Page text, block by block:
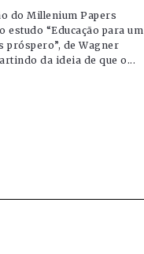
do Millenium Papers
estudo “Educação para um
próspero”, de Wagner
da ideia de que o...